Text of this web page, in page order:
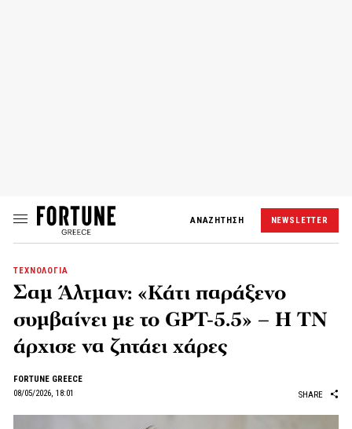
ΑΝΑΖΗΤΗΣΗ NEWSLETTER
ΤΕΧΝΟΛΟΓΙΑ
Σαμ Άλτμαν: «Κάτι παράξενο
συμβαίνει με το GPT-5.5» – Η TN
άρχισε να ζητάει χάρες
FORTUNE GREECE
08/05/2026, 18:01
SHARE